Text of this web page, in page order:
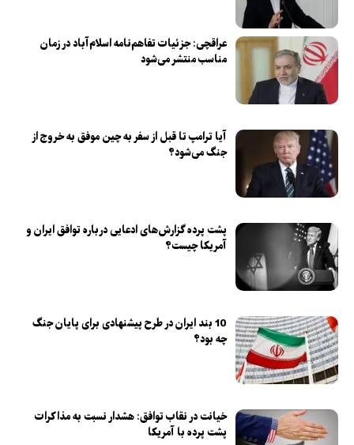
عراقچی: جزئیات تفاهم‌نامه اسلام‌آباد در زمان
مناسب منتشر می‌شود
آیا ترامپ تا قبل از سفر به چین موفق به خروج از
جنگ می‌شود؟
پشت پرده گزارش‌های ادعایی درباره توافق ایران و
آمریکا چیست؟
10 بند ایران در طرح پیشنهادی برای پایان جنگ
چه بود؟
خیانت در نقاب توافق: هشدار نسبت به مذاکرات
پشت پرده با آمریکا